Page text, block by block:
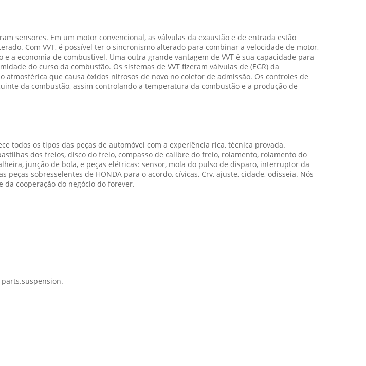
sensores. Em um motor convencional, as válvulas da exaustão e de entrada estão
Com VVT, é possível ter o sincronismo alterado para combinar a velocidade de motor,
a economia de combustível. Uma outra grande vantagem de VVT é sua capacidade para
do curso da combustão. Os sistemas de VVT fizeram válvulas de (EGR) da
atmosférica que causa óxidos nitrosos de novo no coletor de admissão. Os controles de
da combustão, assim controlando a temperatura da combustão e a produção de
todos os tipos das peças de automóvel com a experiência rica, técnica provada.
dos freios, disco do freio, compasso de calibre do freio, rolamento, rolamento do
junção de bola, e peças elétricas: sensor, mola do pulso de disparo, interruptor da
sobresselentes de HONDA para o acordo, cívicas, Crv, ajuste, cidade, odisseia. Nós
cooperação do negócio do forever.